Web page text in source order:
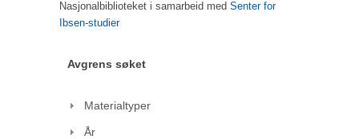
Nasjonalbiblioteket i samarbeid med Senter for
Ibsen-studier
Avgrens søket
Materialtyper
År